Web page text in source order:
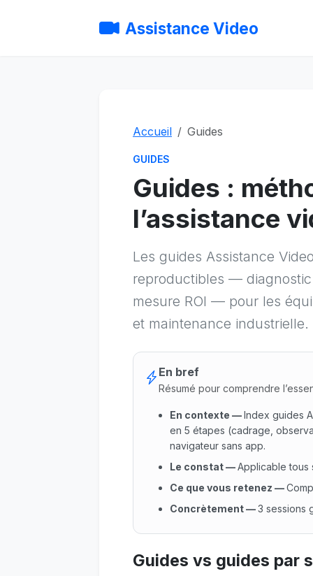
Assistance Video
Accueil Guides
GUIDES
Guides :
l’assistance
Les guides Assistance
reproductibles —
mesure ROI — pour les
et maintenance industrielle.
En bref
Résumé pour comprendre
En contexte —Index guides
en 5 étapes (cadrage,
navigateur sans app.
Le constat—Applicable tous
Ce que vous retenez —
Concrètement—3 sessions
En contexte : Index guides
Guides vs guides par